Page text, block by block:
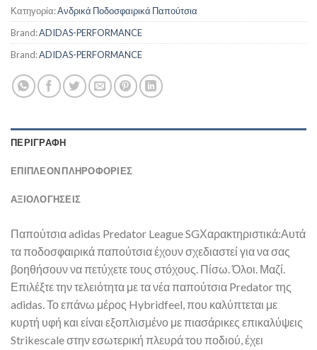
Κατηγορία:Ανδρικά Ποδοσφαιρικά Παπούτσια
Brand:ADIDAS-PERFORMANCE
Brand:ADIDAS-PERFORMANCE
ΠΕΡΙΓΡΑΦΉ
ΕΠΙΠΛΈΟΝ ΠΛΗΡΟΦΟΡΊΕΣ
ΑΞΙΟΛΟΓΗΣΕΙΣ
Παπούτσια adidas Predator League SGΧαρακτηριστικά:Αυτά
τα ποδοσφαιρικά παπούτσια έχουν σχεδιαστεί για να σας
βοηθήσουν να πετύχετε τους στόχους. Πίσω. Όλοι. Μαζί.
Επιλέξτε την τελειότητα με τα νέα παπούτσια Predator της
adidas. Το επάνω μέρος Hybridfeel, που καλύπτεται με
κυρτή υφή και είναι εξοπλισμένο με πιασάρικες επικαλύψεις
Strikescale στην εσωτερική πλευρά του ποδιού, έχει